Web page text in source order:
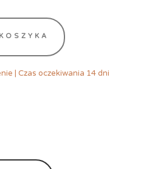
| Czas oczekiwania 14 dni